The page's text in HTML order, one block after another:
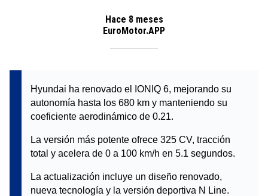
Hace 8 meses
EuroMotor.APP
Hyundai ha renovado el IONIQ 6, mejorando su
autonomía hasta los 680 km y manteniendo su
coeficiente aerodinámico de 0.21.
La versión más potente ofrece 325 CV, tracción
total y acelera de 0 a 100 km/h en 5.1 segundos.
La actualización incluye un diseño renovado,
nueva tecnología y la versión deportiva N Line.